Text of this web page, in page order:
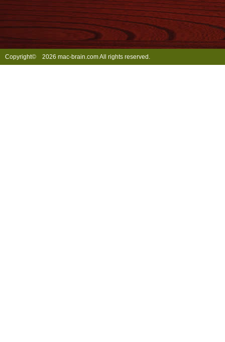
Copyright© 2026 mac-brain.com All rights reserved.